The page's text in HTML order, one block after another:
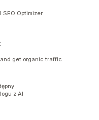
SEO Optimizer
and get organic traffic
z AI